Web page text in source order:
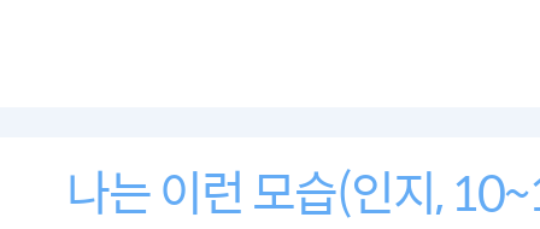
나는 이런 모습(인지,